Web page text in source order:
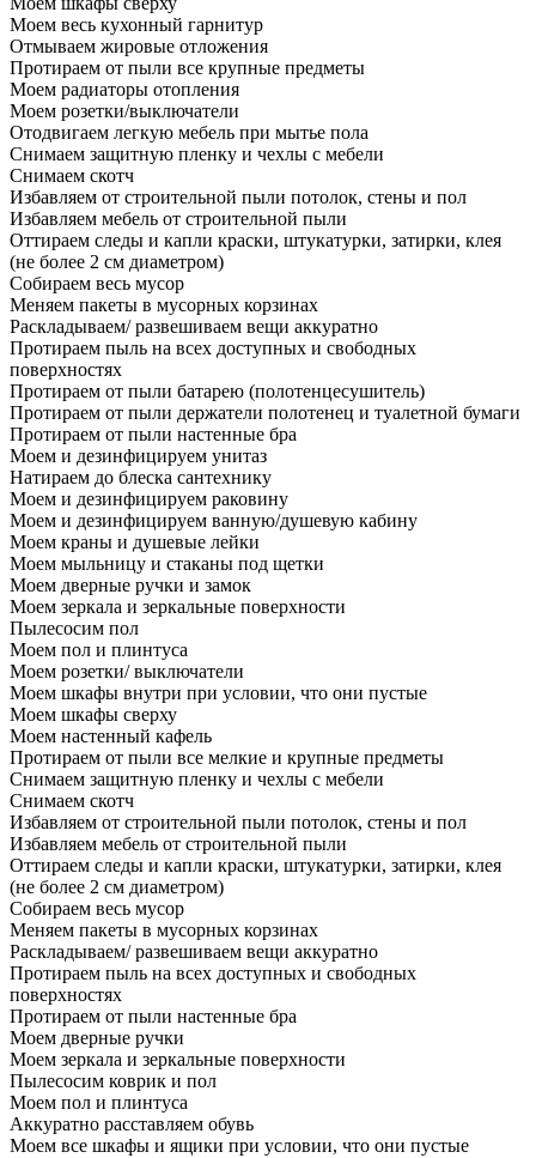
Моем весь кухонный гарнитур
Отмываем жировые отложения
Протираем от пыли все крупные предметы
Моем радиаторы отопления
Моем розетки/выключатели
Отодвигаем легкую мебель при мытье пола
Снимаем защитную пленку и чехлы с мебели
Снимаем скотч
Избавляем от строительной пыли потолок, стены и пол
Избавляем мебель от строительной пыли
Оттираем следы и капли краски, штукатурки, затирки, клея
(не более 2 см диаметром)
Собираем весь мусор
Меняем пакеты в мусорных корзинах
Раскладываем/ развешиваем вещи аккуратно
Протираем пыль на всех доступных и свободных
поверхностях
Протираем от пыли батарею (полотенцесушитель)
Протираем от пыли держатели полотенец и туалетной бумаги
Протираем от пыли настенные бра
Моем и дезинфицируем унитаз
Натираем до блеска сантехнику
Моем и дезинфицируем раковину
Моем и дезинфицируем ванную/душевую кабину
Моем краны и душевые лейки
Моем мыльницу и стаканы под щетки
Моем дверные ручки и замок
Моем зеркала и зеркальные поверхности
Пылесосим пол
Моем пол и плинтуса
Моем розетки/ выключатели
Моем шкафы внутри при условии, что они пустые
Моем шкафы сверху
Моем настенный кафель
Протираем от пыли все мелкие и крупные предметы
Снимаем защитную пленку и чехлы с мебели
Снимаем скотч
Избавляем от строительной пыли потолок, стены и пол
Избавляем мебель от строительной пыли
Оттираем следы и капли краски, штукатурки, затирки, клея
(не более 2 см диаметром)
Собираем весь мусор
Меняем пакеты в мусорных корзинах
Раскладываем/ развешиваем вещи аккуратно
Протираем пыль на всех доступных и свободных
поверхностях
Протираем от пыли настенные бра
Моем дверные ручки
Моем зеркала и зеркальные поверхности
Пылесосим коврик и пол
Моем пол и плинтуса
Аккуратно расставляем обувь
Моем все шкафы и ящики при условии, что они пустые